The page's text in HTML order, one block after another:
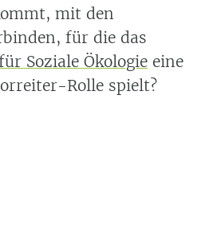
mit den
für die das
Soziale Ökologie eine
Rolle spielt?